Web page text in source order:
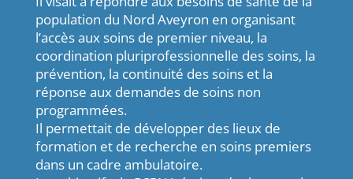
population du Nord Aveyron en organisant
l’accès aux soins de premier niveau, la
coordination pluriprofessionnelle des soins, la
prévention, la continuité des soins et la
réponse aux demandes de soins non
programmées.
Il permettait de développer des lieux de
formation et de recherche en soins premiers
dans un cadre ambulatoire.